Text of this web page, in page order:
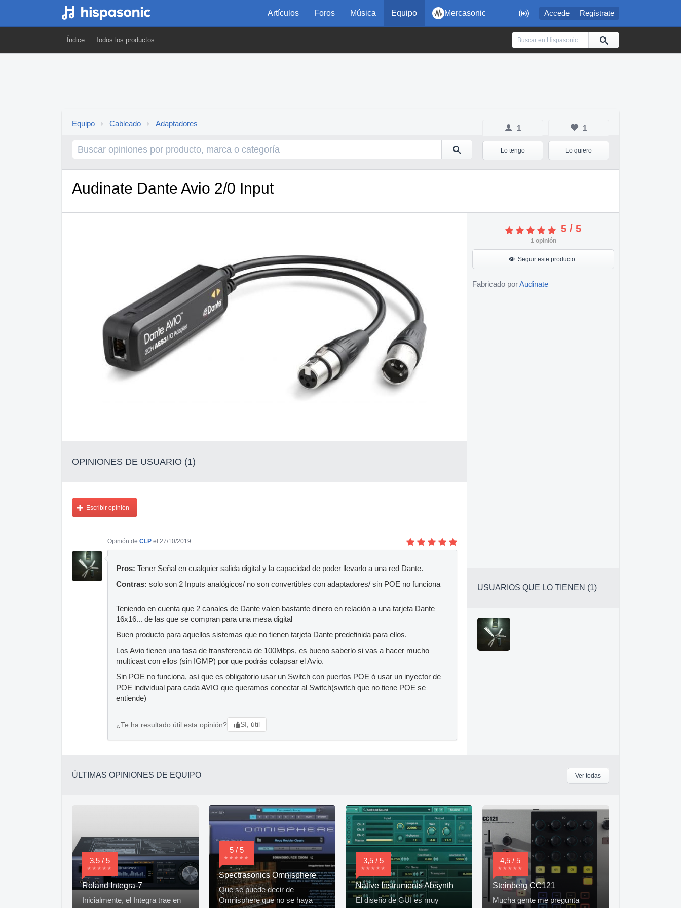
 Accede Regístrate
Artículos Foros Música Equipo Mercasonic
Índice Todos los productos
1
Lo tengo
1
Lo quiero
Equipo Cableado Adaptadores
Audinate Dante Avio 2/0 Input
5 / 5
1opinión
Seguir este producto
Fabricado porAudinate
OPINIONES DE USUARIO (1)
Escribir opinión
Opinión de CLP el 27/10/2019
Pros: Tener Señal en cualquier salida digital y la capacidad de poder llevarlo a una red Dante.
Contras: solo son 2 Inputs analógicos/ no son convertibles con adaptadores/ sin POE no funciona
Teniendo en cuenta que 2 canales de Dante valen bastante dinero en relación a una tarjeta Dante
16x16... de las que se compran para una mesa digital
Buen producto para aquellos sistemas que no tienen tarjeta Dante predefinida para ellos.
Los Avio tienen una tasa de transferencia de 100Mbps, es bueno saberlo si vas a hacer mucho
multicast con ellos (sin IGMP) por que podrás colapsar el Avio.
Sin POE no funciona, así que es obligatorio usar un Switch con puertos POE ó usar un inyector de
POE individual para cada AVIO que queramos conectar al Switch(switch que no tiene POE se
entiende)
¿Te ha resultado útil esta opinión? Sí, útil
USUARIOS QUE LO TIENEN (1)
ÚLTIMAS OPINIONES DE EQUIPO Ver todas
3,5 / 5
Roland Integra-7
Inicialmente, el Integra trae en
5 / 5
Spectrasonics Omnisphere
Que se puede decir de
Omnisphere que no se haya
3,5 / 5
Native Instruments Absynth
El diseño de GUI es muy
4,5 / 5
Steinberg CC121
Mucha gente me pregunta